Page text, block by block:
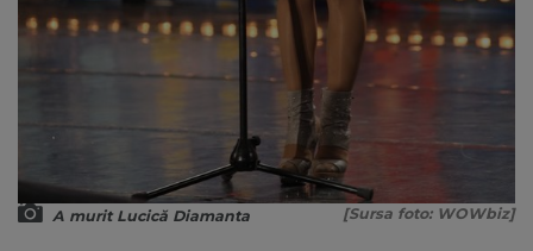
A murit Lucică Diamanta [Sursa foto: WOWbiz]